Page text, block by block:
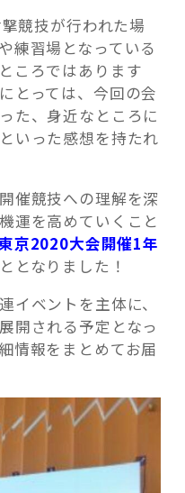
競技が行われた場
練習場となっている
ころではあります
とっては、今回の会
た、身近なところに
いった感想を持たれ
催競技への理解を深
運を高めていくこと
東京2020大会開催1年
となりました！
イベントを主体に、
開される予定となっ
情報をまとめてお届